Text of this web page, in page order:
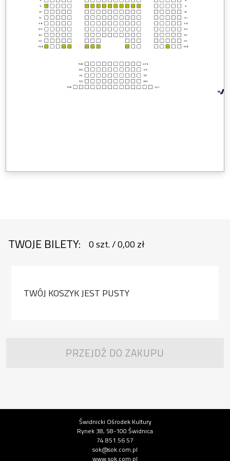
X
XI
XII
XIII
XIV
XV
XVI
XVII
XVIII
XIX
XX
XXI
XXII
X
XI
XII
XIII
XIV
XV
XVI
XVII
XVIII
XIX
XX
XXI
XXII
TWOJE BILETY: 0szt./0,00 zł
TWÓJ KOSZYK JEST PUSTY
PRZEJDŹ DO ZAKUPU
Informacje o instytucjiŚwidnicki Ośrodek Kultury
Rynek 38, 58-100 Świdnica
74 851 56 57
sok@sok.com.pl
www.sok.com.pl